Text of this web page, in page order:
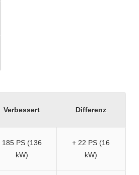
Verbessert Differenz
185 PS (136
kW)
+ 22 PS (16
kW)